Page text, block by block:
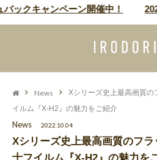
クキャンペーン開催中！
News
Xシリーズ史上最高画質の
イルム『X-H2』の魅力をご紹介
News 2022.10.04
Xシリーズ史上最高画質のフ